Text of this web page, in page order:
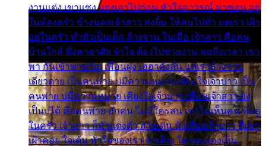
งานแต่ง เขาแซง แย่งเอาไปก่อน หัวใจอาวรณ์ มาซ่อน อยู่
ในห้องครัว ข้างนอกเจ้าสาว ส่งยิ้ม ให้คนไปทั่ว แต่เรา เฝ้า
อยู่ในครัว ทำตัวเป็นเด็ก ล้างจาน ในเมื่อ เจ้าสาว คือคน
บ้านใกล้ พึ่งพาอาศัย จำใจ ต้องไปช่วยงาน พอถึงเวลา เขา
พา กันเข้าพาขวัญ เพื่อนฝูง เฮฮาดังลั่น แต่เราล้างจาน
เดียวดาย เป็นคนพ่าย บ่มีความหมาย เคียงใจเจ้าบ่าว เป็น
คนพ่าย บ่มีความหมาย เคียงใจเจ้าบ่าว เพื่อนเจ้าสาว ยัง
เป็นบ่ได้ คือคนพ่าย ฮักคน ไม่มีใครสน เขาไม่เห็นคน ที่อยู่
ในครัว เจ้าสาว ก็มัวแต่งตัว สวยเด่น นั่งเคียงเจ้าบ่าว ที่เขา
เฝ้าคอย ใจเต้น หัวใจของเรา ลำเค็ญ ใครจะมองเห็น